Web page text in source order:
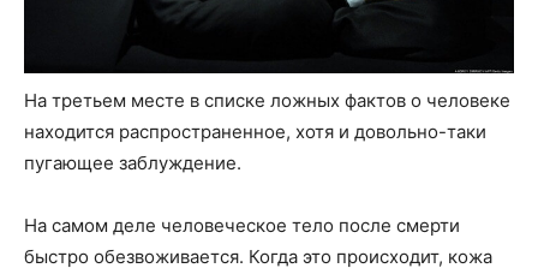
На третьем месте в списке ложных фактов о человеке
находится распространенное, хотя и довольно-таки
пугающее заблуждение.
На самом деле человеческое тело после смерти
быстро обезвоживается. Когда это происходит, кожа